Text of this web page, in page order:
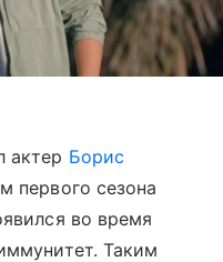
актер Борис
первого сезона
во время
Таким